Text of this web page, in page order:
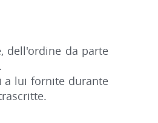
dell'ordine da parte
a lui fornite durante